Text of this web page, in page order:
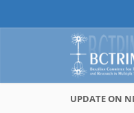
UPDATE ON